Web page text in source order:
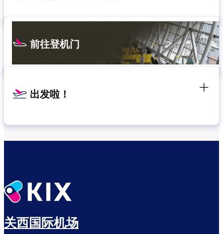
前往登机门
出发啦！
关西国际机场